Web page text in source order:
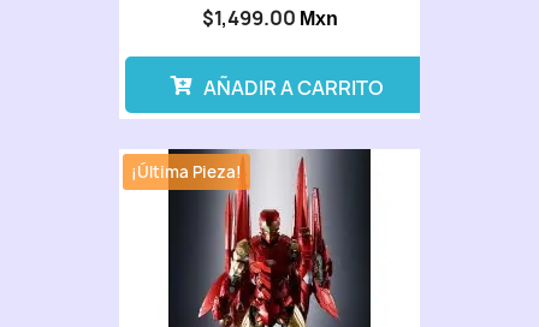
$1,499.00 Mxn
AÑADIR A CARRITO
¡Última Pieza!